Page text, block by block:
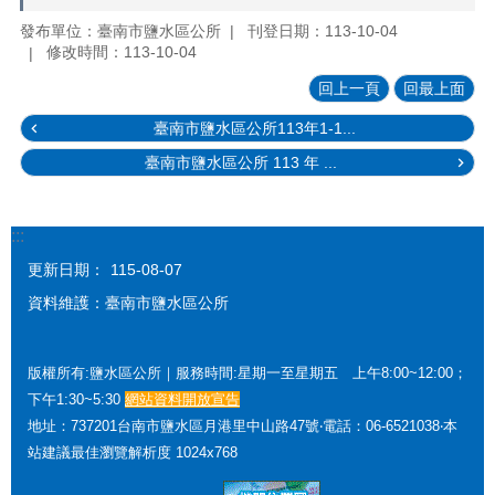
發布單位：臺南市鹽水區公所
刊登日期：113-10-04
修改時間：113-10-04
回上一頁 回最上面
臺南市鹽水區公所113年1-1...
臺南市鹽水區公所 113 年 ...
:::
更新日期：
115-08-07
資料維護：臺南市鹽水區公所
版權所有:鹽水區公所｜服務時間:星期一至星期五 上午8:00~12:00；
下午1:30~5:30 網站資料開放宣告
地址：737201台南市鹽水區月港里中山路47號‧電話：06-6521038‧本
站建議最佳瀏覽解析度 1024x768